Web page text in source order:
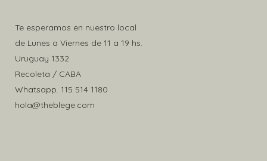
Te esperamos en nuestro local
de Lunes a Viernes de 11 a 19 hs.
Uruguay 1332
Recoleta / CABA
Whatsapp. 115 514 1180
hola@theblege.com